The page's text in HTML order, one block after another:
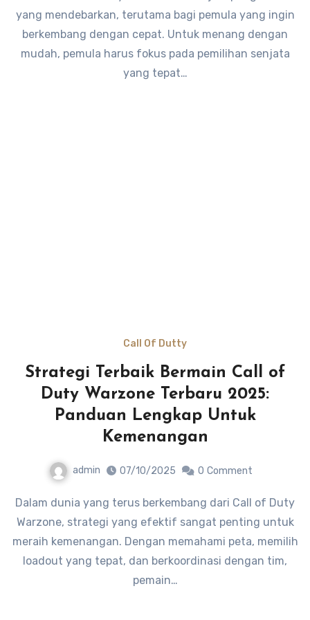
yang mendebarkan, terutama bagi pemula yang ingin
berkembang dengan cepat. Untuk menang dengan
mudah, pemula harus fokus pada pemilihan senjata
yang tepat…
Call Of Dutty
Strategi Terbaik Bermain Call of
Duty Warzone Terbaru 2025:
Panduan Lengkap Untuk
Kemenangan
admin 07/10/2025 0 Comment
Dalam dunia yang terus berkembang dari Call of Duty
Warzone, strategi yang efektif sangat penting untuk
meraih kemenangan. Dengan memahami peta, memilih
loadout yang tepat, dan berkoordinasi dengan tim,
pemain…